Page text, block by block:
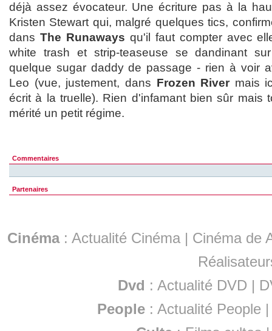
déjà assez évocateur. Une écriture pas à la
Kristen Stewart qui, malgré quelques tics,
dans The Runaways qu'il faut compter avec
white trash et strip-teaseuse se dandinant
quelque sugar daddy de passage - rien à voir
Leo (vue, justement, dans Frozen River mais
écrit à la truelle). Rien d'infamant bien sûr mais
mérité un petit régime.
Commentaires
Partenaires
Cinéma: Actualité Cinéma | Cinéma de
Dvd : Actualité DVD |
People :Actualité People